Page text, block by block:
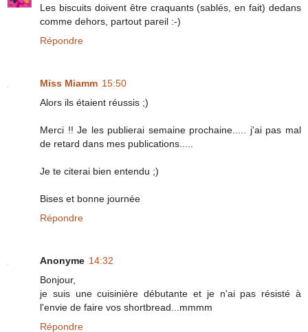
Les biscuits doivent être craquants (sablés, en fait) dedans
comme dehors, partout pareil :-)
Répondre
Miss Miamm 15:50
Alors ils étaient réussis ;)
Merci !! Je les publierai semaine prochaine..... j'ai pas mal
de retard dans mes publications.....
Je te citerai bien entendu ;)
Bises et bonne journée
Répondre
Anonyme 14:32
Bonjour,
je suis une cuisinière débutante et je n'ai pas résisté à
l'envie de faire vos shortbread...mmmm
Répondre